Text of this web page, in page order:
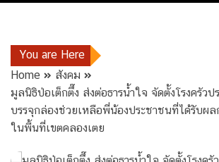
You are Here
Home
สังคม
มูลนิธิป่อเต็กตึ๊ง ส่งต่อธารน้ำใจ จัดตั้งโรงครัวป
บรรจุกล่องช่วยเหลือพี่น้องประชาชนที่ได้รับผ
ในพื้นที่เขตคลองเตย